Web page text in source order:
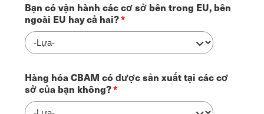
Bạn có vận hành các cơ sở bên trong EU, bên
ngoài EU hay cả hai?
Hàng hóa CBAM có được sản xuất tại các cơ
sở của bạn không?